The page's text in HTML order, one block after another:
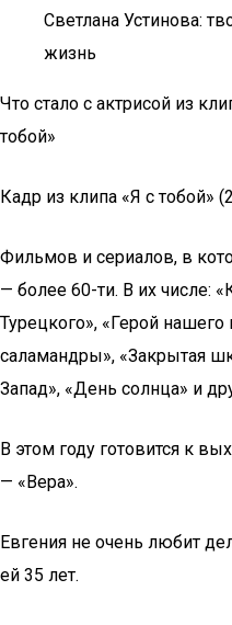
Светлана Устинова:
жизнь
Что стало с актрисой из
тобой»
Кадр из клипа «Я с тобой»
Фильмов и сериалов, в
— более 60-ти. В их числе:
Турецкого», «Герой
саламандры», «Закрытая
Запад», «День солнца» и
В этом году готовится к
— «Вера».
Евгения не очень любит
ей 35 лет.